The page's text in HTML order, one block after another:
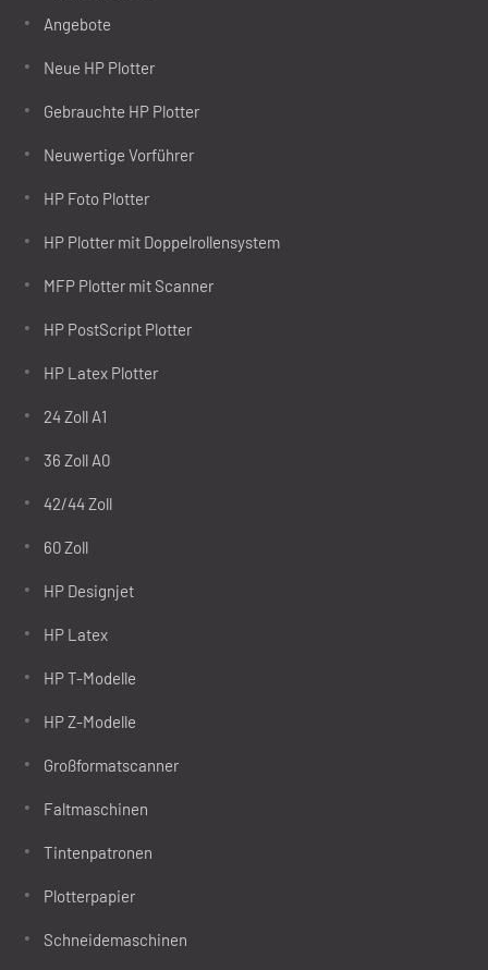
Angebote
Neue HP Plotter
Gebrauchte HP Plotter
Neuwertige Vorführer
HP Foto Plotter
HP Plotter mit Doppelrollensystem
MFP Plotter mit Scanner
HP PostScript Plotter
HP Latex Plotter
24 Zoll A1
36 Zoll A0
42/44 Zoll
60 Zoll
HP Designjet
HP Latex
HP T-Modelle
HP Z-Modelle
Großformatscanner
Faltmaschinen
Tintenpatronen
Plotterpapier
Schneidemaschinen